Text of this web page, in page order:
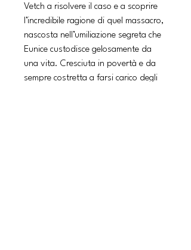
Vetch a risolvere il caso e a scoprire
l’incredibile ragione di quel massacro,
nascosta nell’umiliazione segreta che
Eunice custodisce gelosamente da
una vita. Cresciuta in povertà e da
sempre costretta a farsi carico degli